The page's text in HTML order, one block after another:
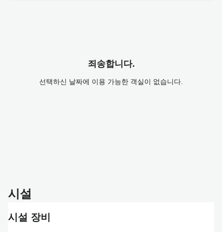
죄송합니다.
선택하신 날짜에 이용 가능한 객실이 없습니다.
시설
시설 장비